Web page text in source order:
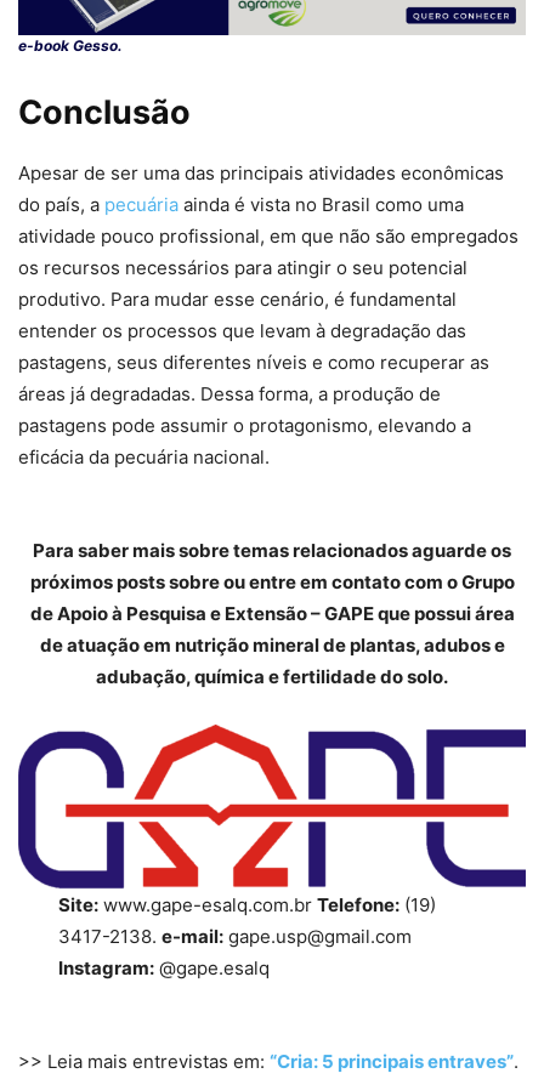
e-book Gesso.
Conclusão
Apesar de ser uma das principais atividades econômicas
do país, a pecuária ainda é vista no Brasil como uma
atividade pouco profissional, em que não são empregados
os recursos necessários para atingir o seu potencial
produtivo. Para mudar esse cenário, é fundamental
entender os processos que levam à degradação das
pastagens, seus diferentes níveis e como recuperar as
áreas já degradadas. Dessa forma, a produção de
pastagens pode assumir o protagonismo, elevando a
eficácia da pecuária nacional.
Para saber mais sobre temas relacionados aguarde os
próximos posts sobre ou entre em contato com o Grupo
de Apoio à Pesquisa e Extensão – GAPE que possui área
de atuação em nutrição mineral de plantas, adubos e
adubação, química e fertilidade do solo.
Site: www.gape-esalq.com.brTelefone: (19)
3417-2138.e-mail: gape.usp@gmail.com
Instagram: @gape.esalq
>> Leia mais entrevistas em: “Cria: 5 principais entraves”.